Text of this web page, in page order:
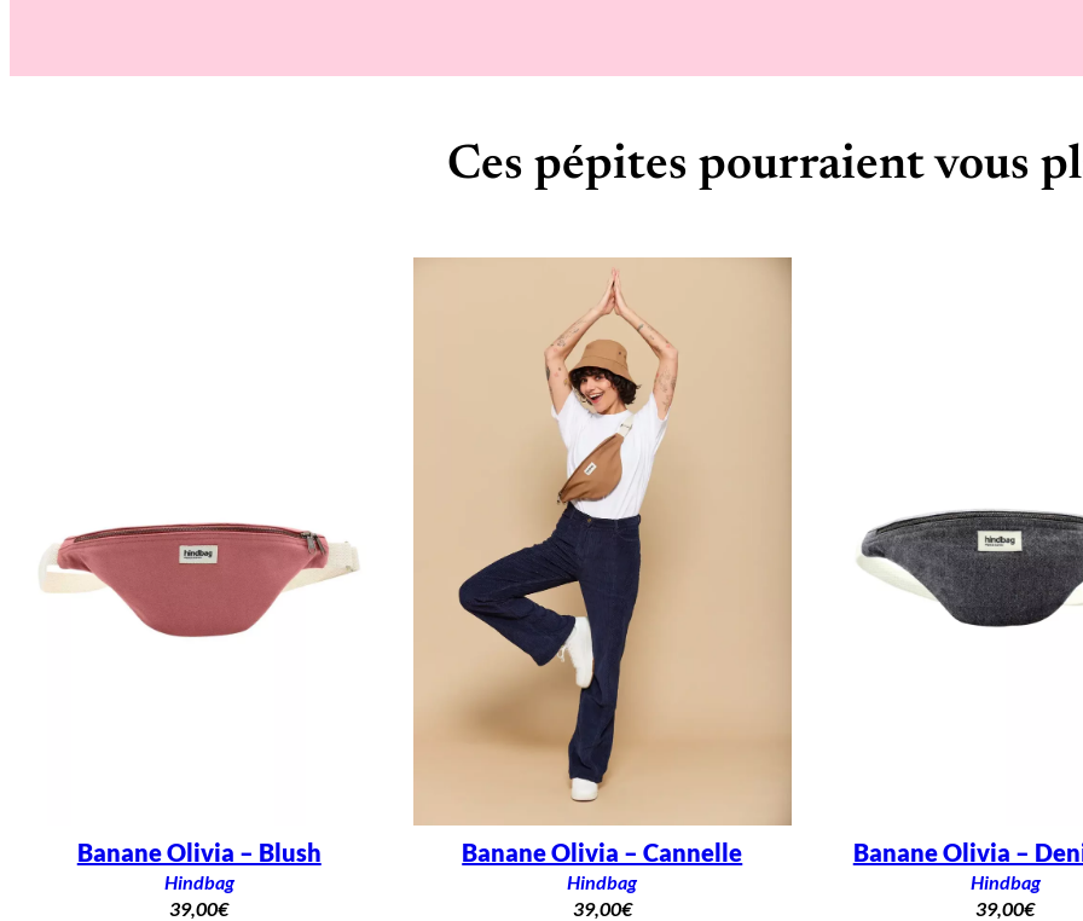
Ces pépites pourraient vous
Banane Olivia – Blush
Hindbag
39,00€
Banane Olivia – Cannelle
Hindbag
39,00€
Banane Olivia –
Hindbag
39,00€